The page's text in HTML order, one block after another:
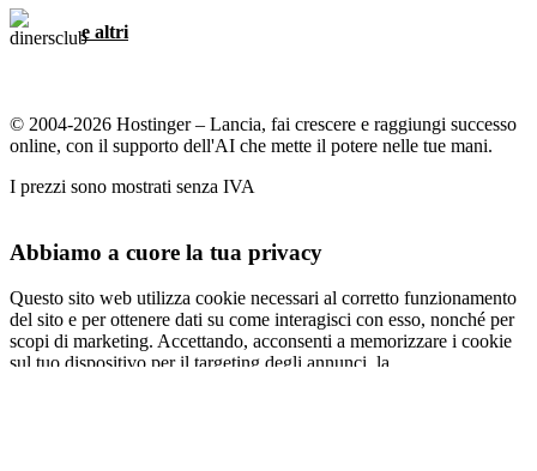
e altri
© 2004-2026 Hostinger – Lancia, fai crescere e raggiungi successo
online, con il supporto dell'AI che mette il potere nelle tue mani.
I prezzi sono mostrati senza IVA
Abbiamo a cuore la tua privacy
Questo sito web utilizza cookie necessari al corretto funzionamento
del sito e per ottenere dati su come interagisci con esso, nonché per
scopi di marketing. Accettando, acconsenti a memorizzare i cookie
sul tuo dispositivo per il targeting degli annunci, la